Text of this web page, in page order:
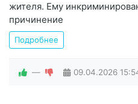
жителя. Ему
причинение
Подробнее
— 09.04.2026